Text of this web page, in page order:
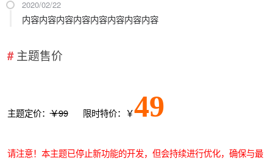
2020/02/22
内容内容内容内容内容内容内容内容
主题售价
主题定价：￥99限时特价：￥49
请注意！本主题已停止新功能的开发，但会持续进行优化，确保与最